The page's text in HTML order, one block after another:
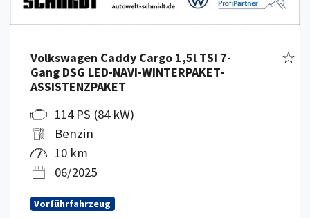
Volkswagen Caddy Cargo 1,5l TSI 7-
Gang DSG LED-NAVI-WINTERPAKET-
ASSISTENZPAKET
114 PS (84 kW)
Benzin
10 km
06/2025
Vorführfahrzeug